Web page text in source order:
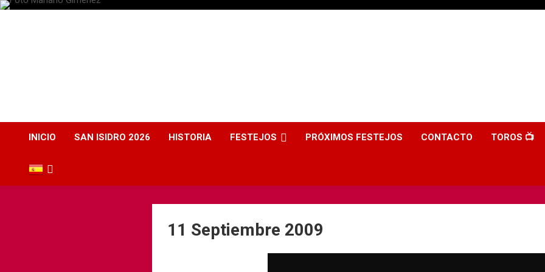
INICIO SAN ISIDRO 2026 HISTORIA FESTEJOS PRÓXIMOS FESTEJOS CONTACTO TOROS 📺
11 Septiembre 2009